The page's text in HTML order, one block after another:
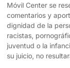
Móvil Center se
comentarios y
dignidad de la
racistas,
juventud o la
su juicio, no